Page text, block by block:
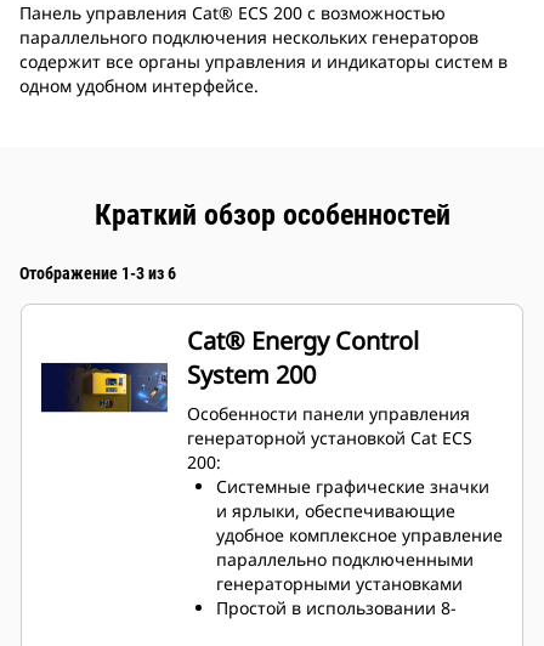
Панель управления Cat® ECS 200 с возможностью
параллельного подключения нескольких генераторов
содержит все органы управления и индикаторы систем в
одном удобном интерфейсе.
Краткий обзор особенностей
Отображение 1-3 из 6
Cat® Energy Control
System 200
Особенности панели управления
генераторной установкой Cat ECS
200:
Системные графические значки
и ярлыки, обеспечивающие
удобное комплексное управление
параллельно подключенными
генераторными установками
Простой в использовании 8-